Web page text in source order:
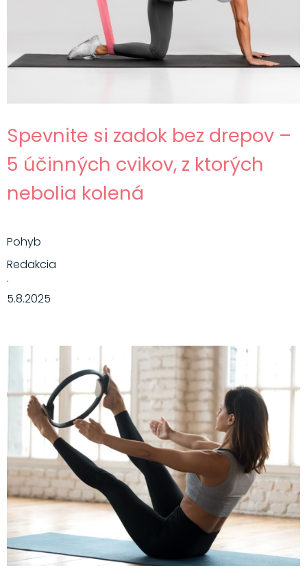
Hlavné jedlá
Šaláty
Dezerty
Ostatné
Motivácia
Zdravie
Spevnite si zadok bez drepov –
5 účinných cvikov, z ktorých
nebolia kolená
Pohyb
Redakcia
·
5.8.2025